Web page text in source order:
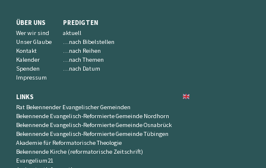
ÜBER UNS
Wer wir sind
Unser Glaube
Kontakt
Kalender
Spenden
Impressum
PREDIGTEN
aktuell
…nach Bibelstellen
…nach Reihen
…nach Themen
…nach Datum
LINKS
Rat Bekennender Evangelischer Gemeinden
Bekennende Evangelisch-Reformierte Gemeinde Nordhorn
Bekennende Evangelisch-Reformierte Gemeinde Osnabrück
Bekennende Evangelisch-Reformierte Gemeinde Tübingen
Akademie für Reformatorische Theologie
Bekennende Kirche (reformatorische Zeitschrift)
Evangelium21